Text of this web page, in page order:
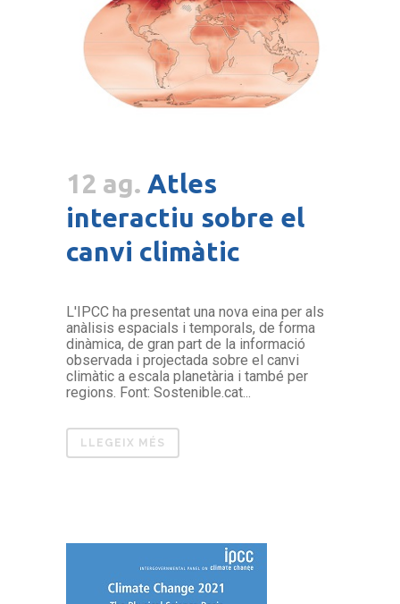
12 ag. Atles
interactiu sobre el
canvi climàtic
L'IPCC ha presentat una nova eina per als
anàlisis espacials i temporals, de forma
dinàmica, de gran part de la informació
observada i projectada sobre el canvi
climàtic a escala planetària i també per
regions. Font: Sostenible.cat...
LLEGEIX MÉS